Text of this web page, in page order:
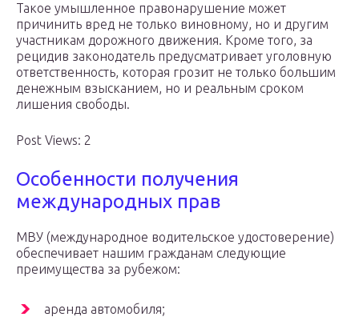
Такое умышленное правонарушение может
причинить вред не только виновному, но и другим
участникам дорожного движения. Кроме того, за
рецидив законодатель предусматривает уголовную
ответственность, которая грозит не только большим
денежным взысканием, но и реальным сроком
лишения свободы.
Post Views: 2
Особенности получения
международных прав
МВУ (международное водительское удостоверение)
обеспечивает нашим гражданам следующие
преимущества за рубежом:
аренда автомобиля;